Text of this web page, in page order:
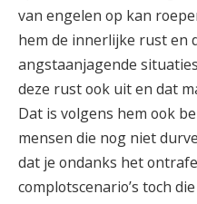
van engelen op kan
hem de innerlijke rust en
angstaanjagende
deze rust ook uit en dat
Dat is volgens hem ook
mensen die nog niet
dat je ondanks het
complotscenario’s toch